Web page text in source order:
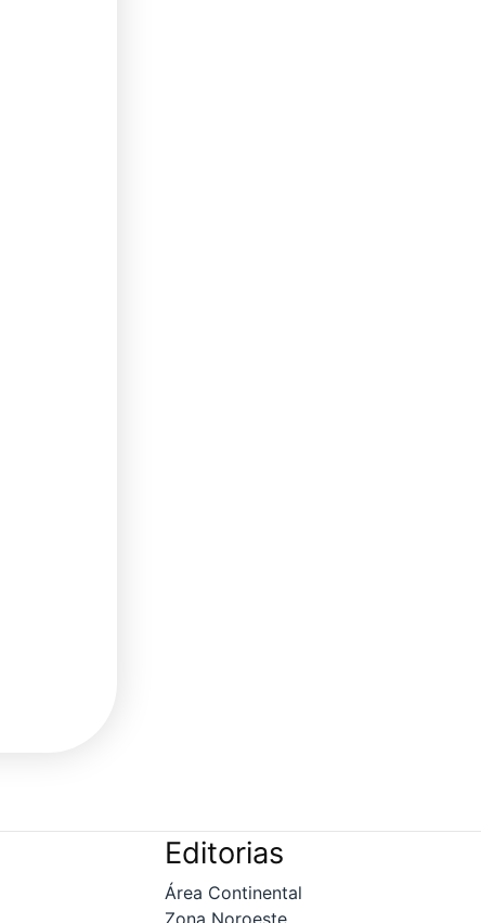
Editorias
Área Continental
Zona Noroeste